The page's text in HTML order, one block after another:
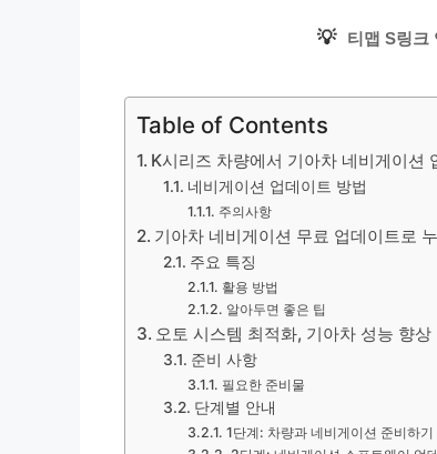
💡 티맵 S링크
Table of Contents
K시리즈 차량에서 기아차 네비게이션
네비게이션 업데이트 방법
주의사항
기아차 네비게이션 무료 업데이트로
주요 특징
활용 방법
알아두면 좋은 팁
오토 시스템 최적화, 기아차 성능 향상
준비 사항
필요한 준비물
단계별 안내
1단계: 차량과 네비게이션 준비하기